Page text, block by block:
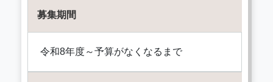
募集期間
令和8年度～予算がなくなるまで